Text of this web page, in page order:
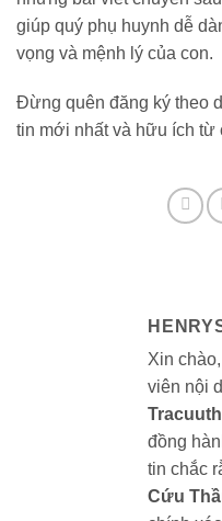
giúp quý phụ huynh dễ
vọng và mệnh lý của con.
Đừng quên đăng ký theo
tin mới nhất và hữu ích từ
Xin
viên nội
đồng
tin chắc
Cứu